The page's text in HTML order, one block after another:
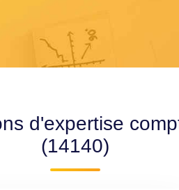
d'expertise
(14140)